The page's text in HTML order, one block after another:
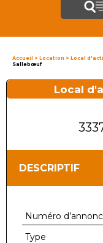
Accueil > Location > Local
Sallebœuf
Local
DESCRIPTIF
Numéro
Type